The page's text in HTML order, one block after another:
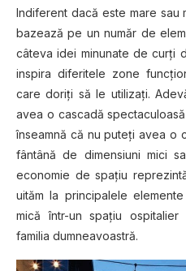
Indiferent dacă este mare
bazează pe un număr de
câteva idei minunate de curţi
inspira diferitele zone
care doriţi să le utilizaţi.
avea o cascadă
înseamnă că nu puteţi avea o
fântână de dimensiuni mici
economie de spaţiu
uităm la principalele
mică într-un spaţiu
familia dumneavoastră.